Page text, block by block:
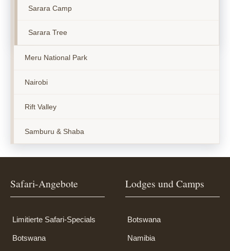
Sarara Camp
Sarara Tree
Meru National Park
Nairobi
Rift Valley
Samburu & Shaba
Safari-Angebote
Limitierte Safari-Specials
Botswana
Lodges und Camps
Botswana
Namibia